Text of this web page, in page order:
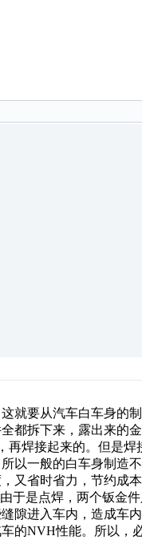
就要从汽车白车身的
都拆下来，露出来的
再焊接起来的。但是
以一般的白车身制造
又省时省力，节约成
于是点焊，两个钣金
隙进入车内，造成车
的NVH性能。所以，